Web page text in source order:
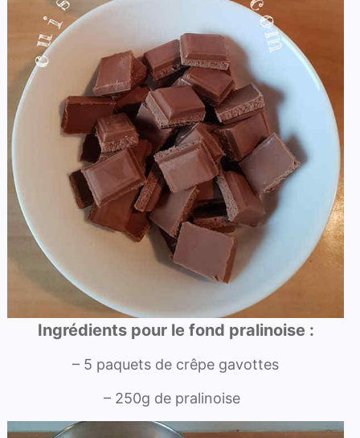
Ingrédients pour le fond pralinoise :
– 5 paquets de crêpe gavottes
– 250g de pralinoise